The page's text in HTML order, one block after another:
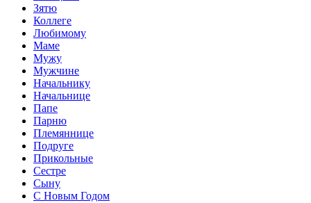
Зятю
Коллеге
Любимому
Маме
Мужу
Мужчине
Начальнику
Начальнице
Папе
Парню
Племяннице
Подруге
Прикольные
Сестре
Сыну
С Новым Годом